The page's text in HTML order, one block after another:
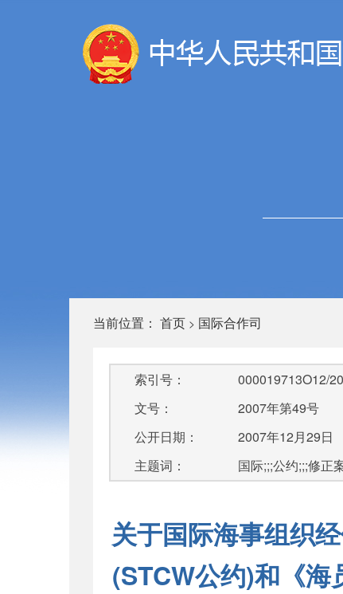
当前位置： 首页 > 国际合作司
索引号：
000019713O12/
文号：
2007年第49号
公开日期：
2007年12月29日
主题词：
国际;;;公约;;;修正
关于国际海事组织
(STCW公约)和《